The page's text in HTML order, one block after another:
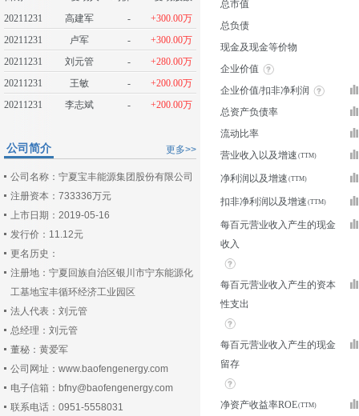
20211231
高建军 -
+300.00万
20211231
卢军 -
+300.00万
20211231
刘元管 -
+280.00万
20211231
王敏 -
+200.00万
20211231
李志斌 - +200.00万
更多>>
公司简介
公司名称：宁夏宝丰能源集团股份有限公司
注册资本：733336万元
上市日期：2019-05-16
发行价：11.12元
更名历史：
注册地：宁夏回族自治区银川市宁东能源化
工基地宝丰循环经济工业园区
法人代表：刘元管
总经理：刘元管
董秘：黄爱军
公司网址：www.baofengenergy.com
电子信箱：bfny@baofengenergy.com
联系电话：0951-5558031
总市值
总负债
现金及现金等价物
企业价值
企业价值/扣非净利润
总资产负债率
流动比率
营业收入以及增速
净利润以及增速
扣非净利润以及增速
每百元营业收入产生的现金
收入
每百元营业收入产生的资本
性支出
每百元营业收入产生的现金
留存
净资产收益率ROE